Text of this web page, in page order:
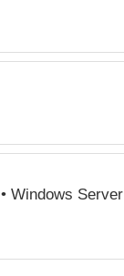
Windows